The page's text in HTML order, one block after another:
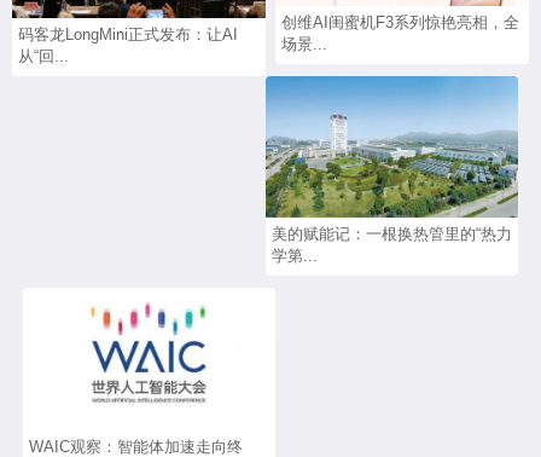
码客龙LongMini正式发布：让AI
从“回...
创维AI闺蜜机F3系列惊艳亮相，全
场景...
美的赋能记：一根换热管里的“热力
学第...
WAIC观察：智能体加速走向终